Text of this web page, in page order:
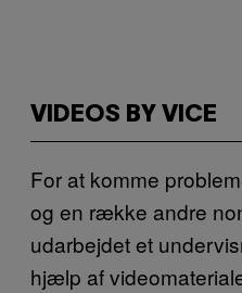
VIDEOS BY VICE
For at komme
og en række andre
udarbejdet et
hjælp af